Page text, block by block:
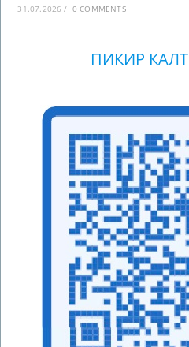
31.07.2026 / 0 COMMENTS
ПИКИР